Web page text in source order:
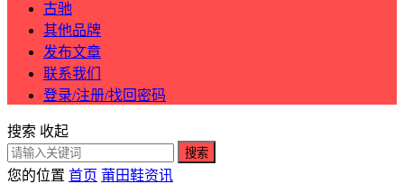
古驰
其他品牌
发布文章
联系我们
登录/注册/找回密码
搜索 收起
搜索
您的位置 首页 莆田鞋资讯